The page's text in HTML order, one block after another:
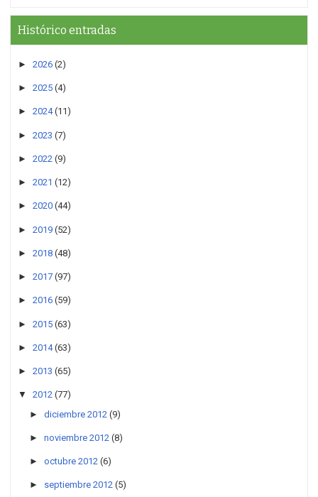
Histórico entradas
► 2026 (2)
► 2025 (4)
► 2024 (11)
► 2023 (7)
► 2022 (9)
► 2021 (12)
► 2020 (44)
► 2019 (52)
► 2018 (48)
► 2017 (97)
► 2016 (59)
► 2015 (63)
► 2014 (63)
► 2013 (65)
▼ 2012 (77)
► diciembre 2012 (9)
► noviembre 2012 (8)
► octubre 2012 (6)
► septiembre 2012 (5)